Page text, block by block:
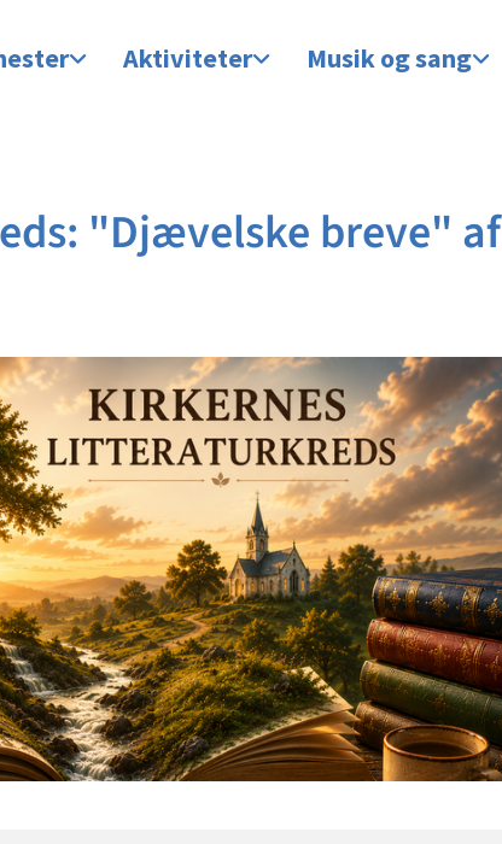
Aktiviteter Musik og sang
"Djævelske breve" af